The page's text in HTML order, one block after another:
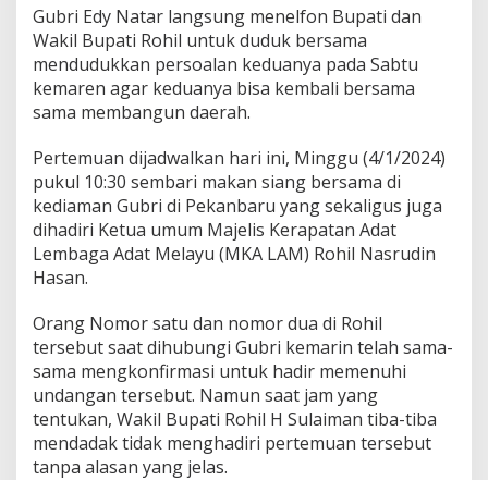
a
n
W
a
b
u
T
b
a
-
t
a
W
a
b
u
p
B
a
Gubri Edy Natar langsung menelfon Bupati dan
Wakil Bupati Rohil untuk duduk bersama
mendudukkan persoalan keduanya pada Sabtu
kemaren agar keduanya bisa kembali bersama
sama membangun daerah.
Pertemuan dijadwalkan hari ini, Minggu (4/1/2024)
pukul 10:30 sembari makan siang bersama di
kediaman Gubri di Pekanbaru yang sekaligus juga
dihadiri Ketua umum Majelis Kerapatan Adat
Lembaga Adat Melayu (MKA LAM) Rohil Nasrudin
Hasan.
Orang Nomor satu dan nomor dua di Rohil
tersebut saat dihubungi Gubri kemarin telah sama-
sama mengkonfirmasi untuk hadir memenuhi
undangan tersebut. Namun saat jam yang
tentukan, Wakil Bupati Rohil H Sulaiman tiba-tiba
mendadak tidak menghadiri pertemuan tersebut
tanpa alasan yang jelas.